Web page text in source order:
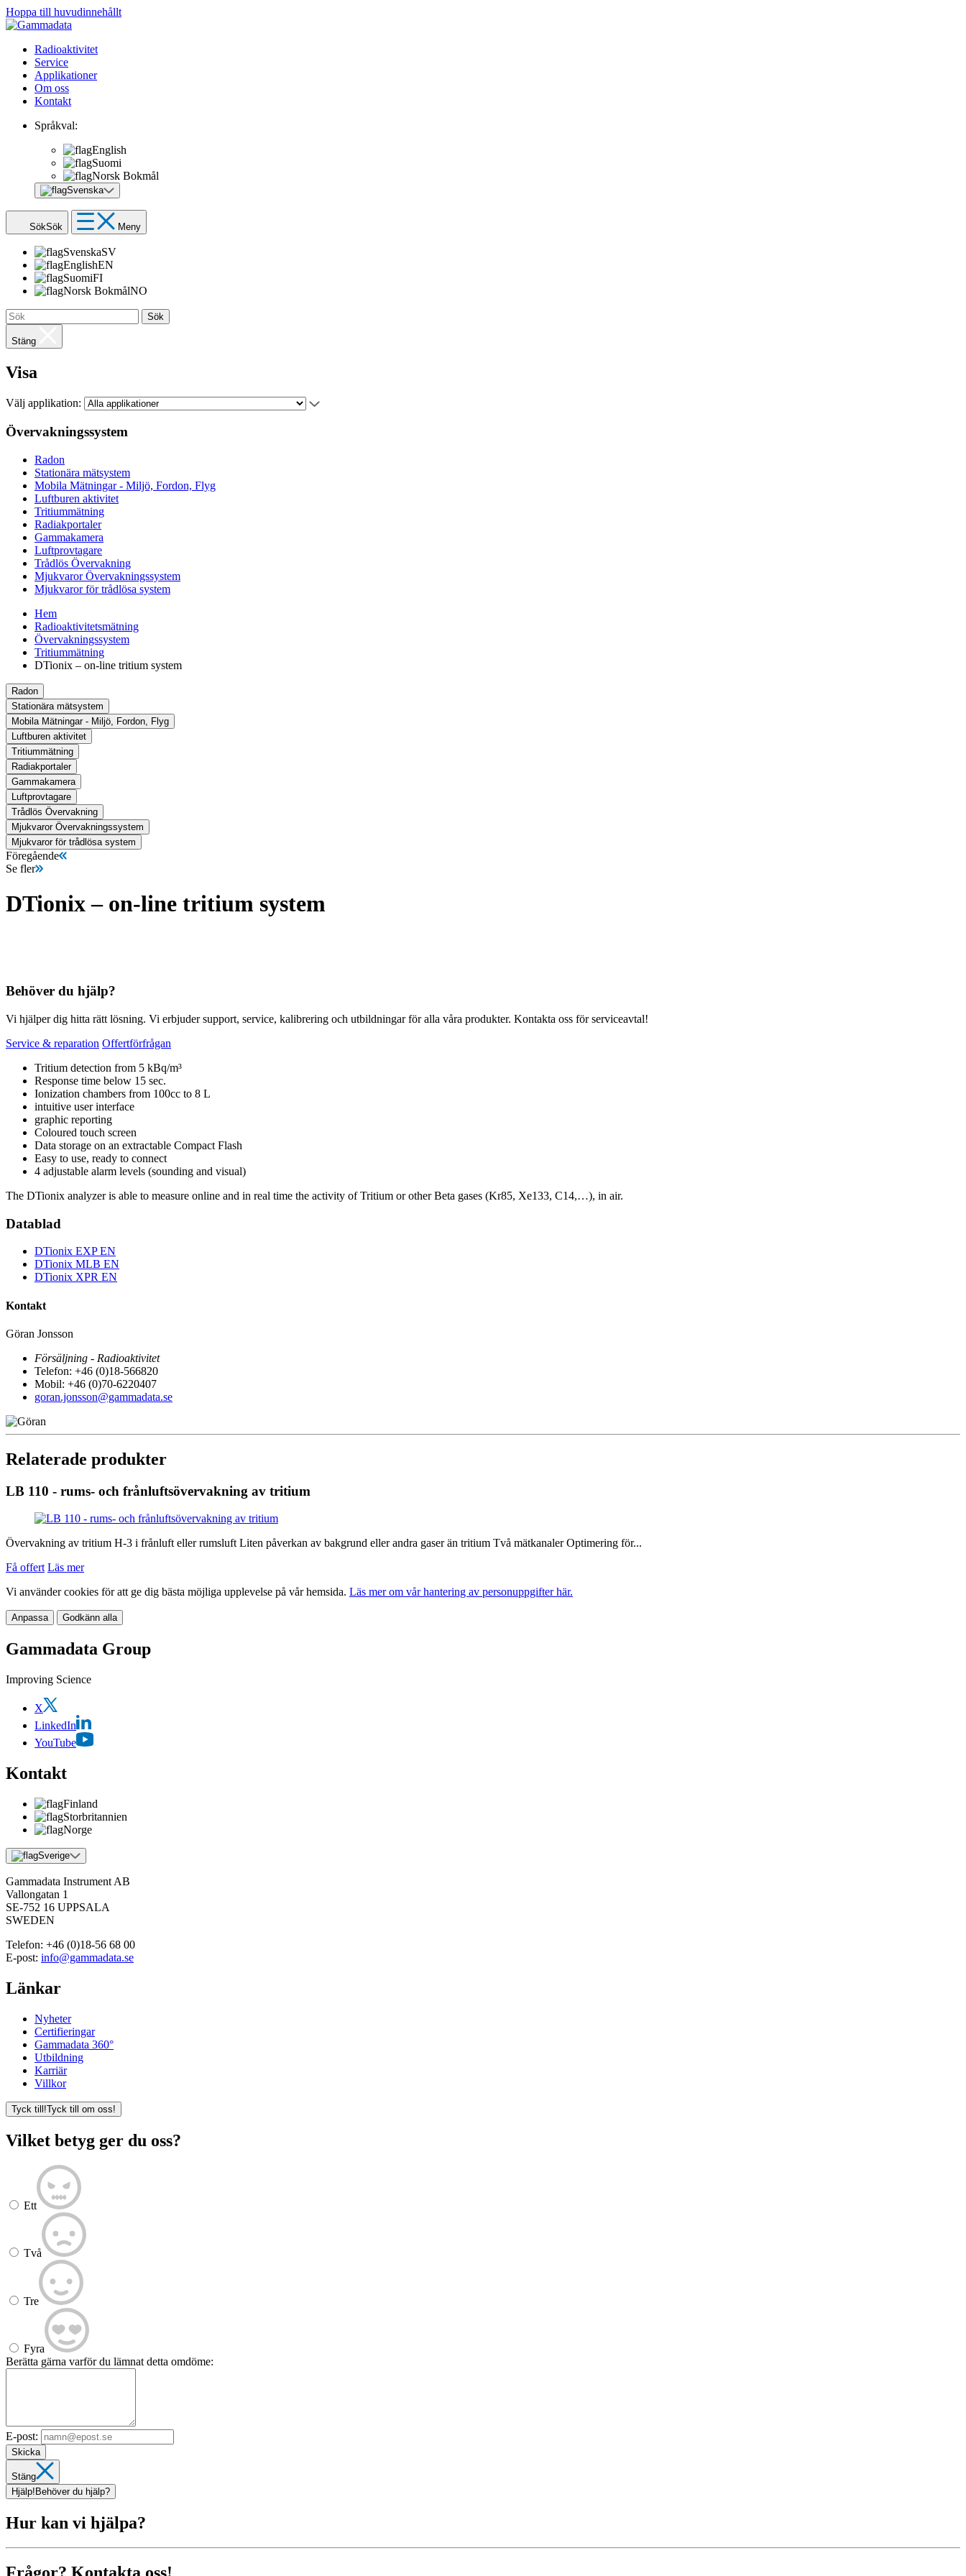
Hoppa till huvudinnehållt
Radioaktivitet
Service
Applikationer
Om oss
Kontakt
Språkval:
English
Suomi
Norsk Bokmål
Svenska
SökSök Meny
SvenskaSV
EnglishEN
SuomiFI
Norsk BokmålNO
Sök
Stäng
Visa
Välj applikation:
Övervakningssystem
Radon
Stationära mätsystem
Mobila Mätningar - Miljö, Fordon, Flyg
Luftburen aktivitet
Tritiummätning
Radiakportaler
Gammakamera
Luftprovtagare
Trådlös Övervakning
Mjukvaror Övervakningssystem
Mjukvaror för trådlösa system
Hem
Radioaktivitetsmätning
Övervakningssystem
Tritiummätning
DTionix – on-line tritium system
Radon
Stationära mätsystem
Mobila Mätningar - Miljö, Fordon, Flyg
Luftburen aktivitet
Tritiummätning
Radiakportaler
Gammakamera
Luftprovtagare
Trådlös Övervakning
Mjukvaror Övervakningssystem
Mjukvaror för trådlösa system
Föregående
Se fler
DTionix – on-line tritium system
Behöver du hjälp?
Vi hjälper dig hitta rätt lösning. Vi erbjuder support, service, kalibrering och utbildningar för alla våra produkter. Kontakta oss för serviceavtal!
Service & reparation Offertförfrågan
Tritium detection from 5 kBq/m³
Response time below 15 sec.
Ionization chambers from 100cc to 8 L
intuitive user interface
graphic reporting
Coloured touch screen
Data storage on an extractable Compact Flash
Easy to use, ready to connect
4 adjustable alarm levels (sounding and visual)
The DTionix analyzer is able to measure online and in real time the activity of Tritium or other Beta gases (Kr85, Xe133, C14,…), in air.
Datablad
DTionix EXP EN
DTionix MLB EN
DTionix XPR EN
Kontakt
Göran Jonsson
Försäljning - Radioaktivitet
Telefon: +46 (0)18-566820
Mobil: +46 (0)70-6220407
goran.jonsson@gammadata.se
Relaterade produkter
LB 110 - rums- och frånluftsövervakning av tritium
Övervakning av tritium H-3 i frånluft eller rumsluft Liten påverkan av bakgrund eller andra gaser än tritium Två mätkanaler Optimering för...
Få offert Läs mer
Vi använder cookies för att ge dig bästa möjliga upplevelse på vår hemsida. Läs mer om vår hantering av personuppgifter här.
Anpassa Godkänn alla
Gammadata Group
Improving Science
X
LinkedIn
YouTube
Kontakt
Finland
Storbritannien
Norge
Sverige
Gammadata Instrument AB
Vallongatan 1
SE-752 16 UPPSALA
SWEDEN
Telefon: +46 (0)18-56 68 00
E-post: info@gammadata.se
Länkar
Nyheter
Certifieringar
Gammadata 360°
Utbildning
Karriär
Villkor
Tyck till!Tyck till om oss!
Vilket betyg ger du oss?
Ett
Två
Tre
Fyra
Berätta gärna varför du lämnat detta omdöme:
E-post:
Skicka
Stäng
Hjälp! Behöver du hjälp?
Hur kan vi hjälpa?